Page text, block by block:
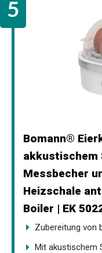
Bomann®
akkustischem
Messbecher
Heizschale
Boiler | EK
Zubereitung von
Mit akustischem